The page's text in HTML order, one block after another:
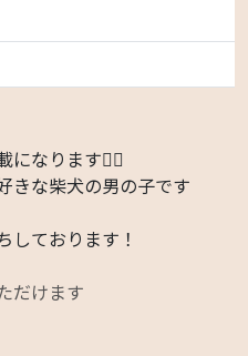
になります🙇‍♂️
きな柴犬の男の子です
しております！
だけます